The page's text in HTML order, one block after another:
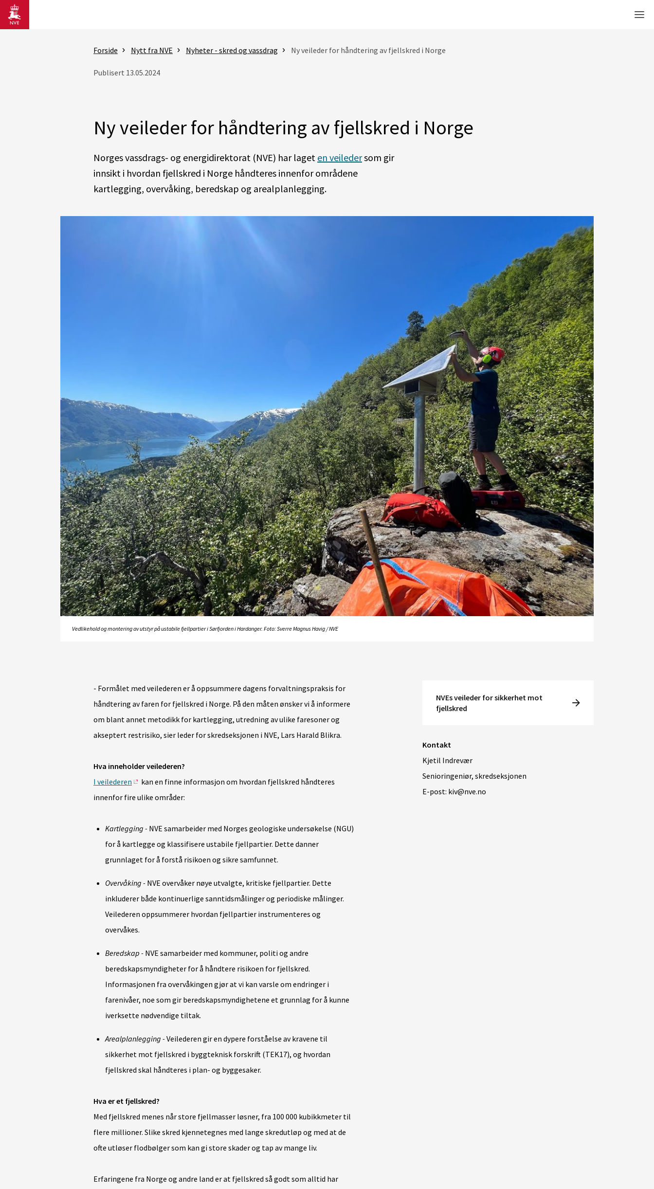
Gå til hovedinnhold
Forside Nytt fra NVE Nyheter - skred og vassdrag Ny veileder for håndtering av fjellskred i Norge
Publisert 13.05.2024
Ny veileder for håndtering av fjellskred i Norge
Norges vassdrags- og energidirektorat (NVE) har laget en veiledersom gir
innsikt i hvordan fjellskred i Norge håndteres innenfor områdene
kartlegging, overvåking, beredskap og arealplanlegging.
Vedlikehold og montering av utstyr på ustabile fjellpartier i Sørfjorden i Hardanger. Foto: Sverre Magnus Havig / NVE
- Formålet med veilederen er å oppsummere dagens forvaltningspraksis for
håndtering av faren for fjellskred i Norge. På den måten ønsker vi å informere
om blant annet metodikk for kartlegging, utredning av ulike faresoner og
akseptert restrisiko, sier leder for skredseksjonen i NVE, Lars Harald Blikra.
Hva inneholder veilederen?
I veilederen
kan en finne informasjon om hvordan fjellskred håndteres
innenfor fire ulike områder:
Kartlegging - NVE samarbeider med Norges geologiske undersøkelse (NGU)
for å kartlegge og klassifisere ustabile fjellpartier. Dette danner
grunnlaget for å forstå risikoen og sikre samfunnet.
Overvåking - NVE overvåker nøye utvalgte, kritiske fjellpartier. Dette
inkluderer både kontinuerlige sanntidsmålinger og periodiske målinger.
Veilederen oppsummerer hvordan fjellpartier instrumenteres og
overvåkes.
Beredskap - NVE samarbeider med kommuner, politi og andre
beredskapsmyndigheter for å håndtere risikoen for fjellskred.
Informasjonen fra overvåkingen gjør at vi kan varsle om endringer i
farenivåer, noe som gir beredskapsmyndighetene et grunnlag for å kunne
iverksette nødvendige tiltak.
Arealplanlegging -Veilederen gir en dypere forståelse av kravene til
sikkerhet mot fjellskred i byggteknisk forskrift (TEK17), og hvordan
fjellskred skal håndteres i plan- og byggesaker.
Hva er et fjellskred?
Med fjellskred menes når store fjellmasser løsner, fra 100 000 kubikkmeter til
flere millioner. Slike skred kjennetegnes med lange skredutløp og med at de
ofte utløser flodbølger som kan gi store skader og tap av mange liv.
Erfaringene fra Norge og andre land er at fjellskred så godt som alltid har
NVEs veileder for sikkerhet mot
fjellskred
Kontakt
Kjetil Indrevær
Senioringeniør, skredseksjonen
E-post: kiv@nve.no